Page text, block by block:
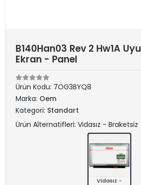
B140Han03 Rev 2 Hw1A
Ekran - Panel
Ürün Kodu: 7OG3BYQ8
Marka: Oem
Kategori: Standart
Ürün Alternatifleri: Vidasız - Braketsiz
Vidasız -